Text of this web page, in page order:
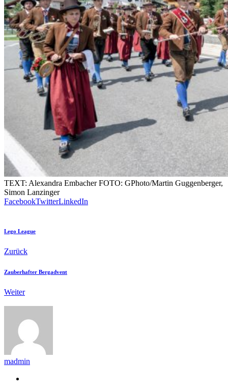
TEXT: Alexandra Embacher FOTO: GPhoto/Martin Guggenberger,
Simon Lanzinger
FacebookTwitterLinkedIn
Lego League
Zurück
Zauberhafter Bergadvent
Weiter
madmin